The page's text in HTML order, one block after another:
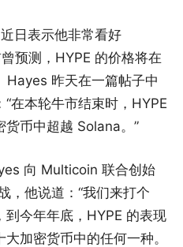
日表示他非常看好
预测，HYPE 的价格将在
昨天在一篇帖子中
在本轮牛市结束时，HYPE
货币中超越 Solana。”
向 Multicoin 联合创始
，他说道：“我们来打个
今年年底，HYPE 的表现
加密货币中的任何一种。